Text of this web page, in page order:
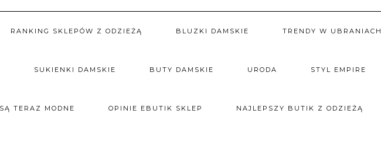
RANKING SKLEPÓW Z ODZIEŻĄ BLUZKI DAMSKIE TRENDY W UBRANIACH
SUKIENKI DAMSKIE BUTY DAMSKIE URODA STYL EMPIRE
TERAZ MODNE OPINIE EBUTIK SKLEP NAJLEPSZY BUTIK Z ODZIEŻĄ